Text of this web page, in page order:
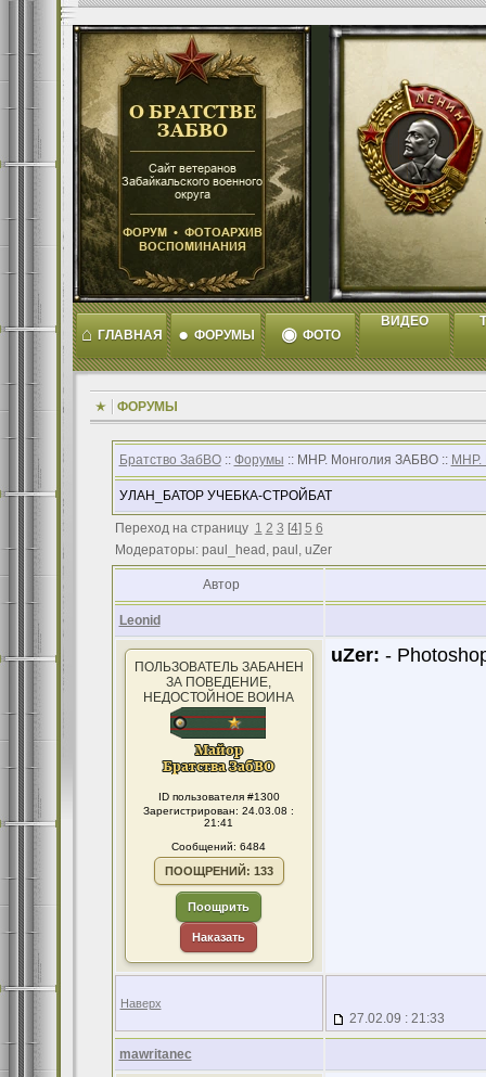
⌂ ГЛАВНАЯ ● ФОРУМЫ ◉ ФОТО
ВИДЕО
ФОРУМЫ
Братство ЗабВО:: Форумы :: МНР. Монголия ЗАБВО :: МНР.
УЛАН_БАТОР УЧЕБКА-СТРОЙБАТ
Переход на страницу 1 2 3 [4] 5 6
Модераторы: paul_head, paul, uZer
Автор
Leonid
ПОЛЬЗОВАТЕЛЬ ЗАБАНЕН
ЗА ПОВЕДЕНИЕ,
НЕДОСТОЙНОЕ ВОИНА
ID пользователя #1300
Зарегистрирован: 24.03.08 :
21:41
Сообщений: 6484
ПООЩРЕНИЙ: 133
Поощрить
Наказать
uZer: -
Наверх
27.02.09 : 21:33
mawritanec